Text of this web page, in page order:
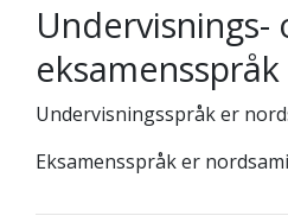
Undervisnings-
eksamensspråk
Undervisningsspråk er
Eksamensspråk er